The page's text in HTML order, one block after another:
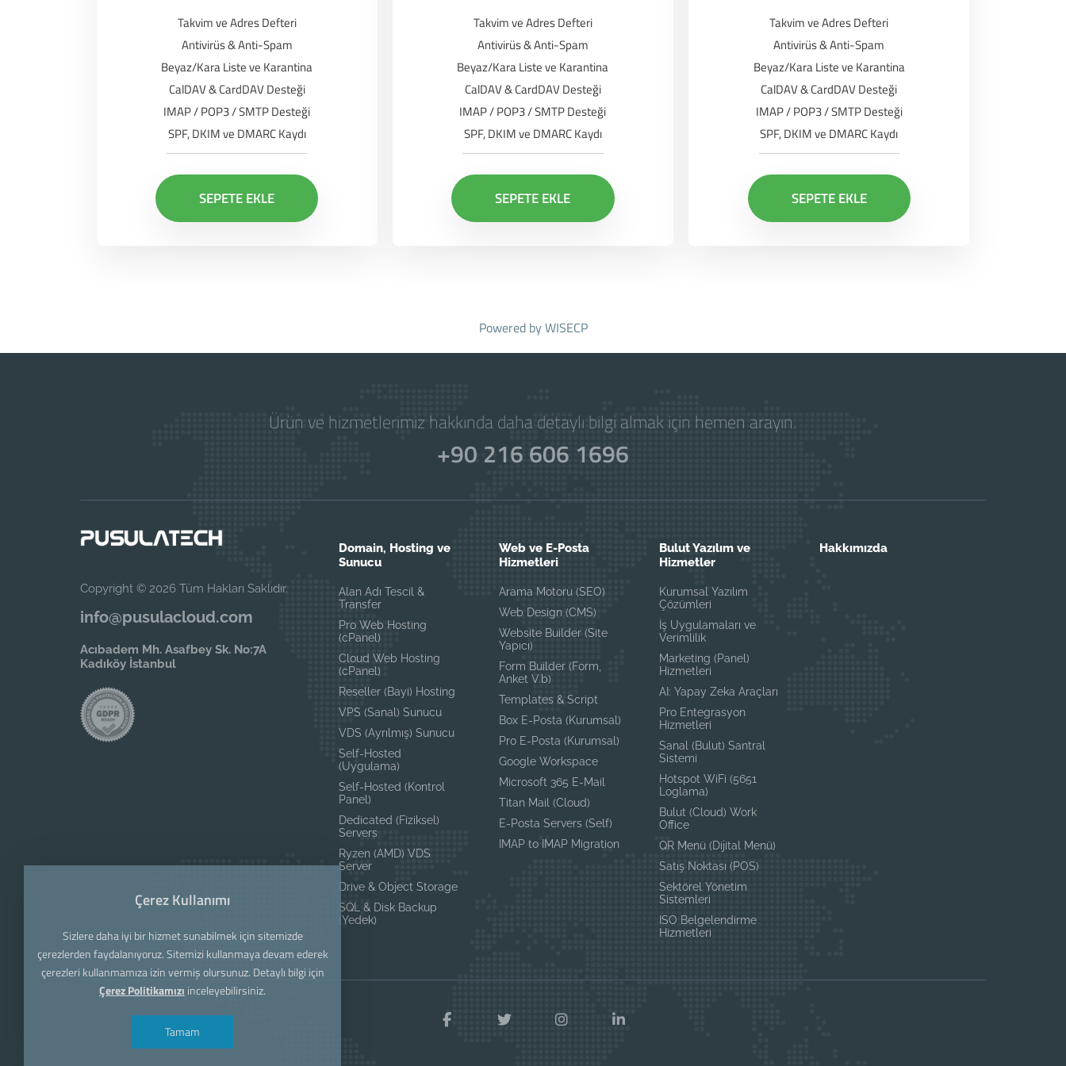
Takvim ve Adres Defteri
Antivirüs & Anti-Spam
Beyaz/Kara Liste ve Karantina
CalDAV & CardDAV Desteği
IMAP / POP3 / SMTP Desteği
SPF, DKIM ve DMARC Kaydı
SEPETE EKLE
Takvim ve Adres Defteri
Antivirüs & Anti-Spam
Beyaz/Kara Liste ve Karantina
CalDAV & CardDAV Desteği
IMAP / POP3 / SMTP Desteği
SPF, DKIM ve DMARC Kaydı
SEPETE EKLE
Takvim ve Adres Defteri
Antivirüs & Anti-Spam
Beyaz/Kara Liste ve Karantina
CalDAV & CardDAV Desteği
IMAP / POP3 / SMTP Desteği
SPF, DKIM ve DMARC Kaydı
SEPETE EKLE
Powered byWISECP
Ürün ve hizmetlerimiz hakkında daha detaylı bilgi almak için hemen arayın.
+90 216 606 1696
Copyright © 2026 Tüm Hakları Saklıdır.
info@pusulacloud.com
Acıbadem Mh. Asafbey Sk. No:7A
Kadıköy İstanbul
Domain, Hosting ve
Sunucu
Alan Adı Tescil &
Transfer
Pro Web Hosting
(cPanel)
Cloud Web Hosting
(cPanel)
Reseller (Bayi) Hosting
VPS (Sanal) Sunucu
VDS (Ayrılmış) Sunucu
Self-Hosted
(Uygulama)
Self-Hosted (Kontrol
Panel)
Dedicated (Fiziksel)
Servers
Ryzen (AMD) VDS
Server
Drive & Object Storage
SQL & Disk Backup
(Yedek)
Web ve E-Posta
Hizmetleri
Arama Motoru (SEO)
Web Design (CMS)
Website Builder (Site
Yapıcı)
Form Builder (Form,
Anket V.b)
Templates & Script
Box E-Posta (Kurumsal)
Pro E-Posta (Kurumsal)
Google Workspace
Microsoft 365 E-Mail
Titan Mail (Cloud)
E-Posta Servers (Self)
IMAP to IMAP Migration
Bulut Yazılım ve
Hizmetler
Kurumsal Yazılım
Çözümleri
İş Uygulamaları ve
Verimlilik
Marketing (Panel)
Hizmetleri
AI: Yapay Zeka Araçları
Pro Entegrasyon
Hizmetleri
Sanal (Bulut) Santral
Sistemi
Hotspot WiFi (5651
Loglama)
Bulut (Cloud) Work
Office
QR Menü (Dijital Menü)
Satış Noktası (POS)
Sektörel Yönetim
Sistemleri
ISO Belgelendirme
Hizmetleri
Hakkımızda
Çerez Kullanımı
Sizlere daha iyi bir hizmet sunabilmek için sitemizde
çerezlerden faydalanıyoruz. Sitemizi kullanmaya devam ederek
çerezleri kullanmamıza izin vermiş olursunuz. Detaylı bilgi için
Çerez Politikamızı inceleyebilirsiniz.
Tamam